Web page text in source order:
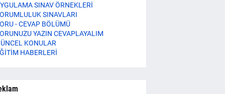
SINAV ÖRNEKLERİ
SINAVLARI
- CEVAP BÖLÜMÜ
YAZIN CEVAPLAYALIM
KONULAR
HABERLERİ